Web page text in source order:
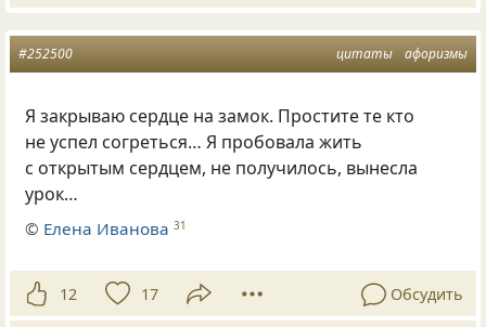
цитаты афоризмы
#252500
Я закрываю сердце на замок. Простите те кто
не успел согреться… Я пробовала жить
с открытым сердцем, не получилось, вынесла
урок…
© Елена Иванова 31
12 17 Обсудить